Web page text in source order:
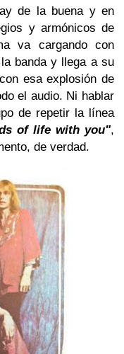
de la buena y en
y armónicos de
va cargando con
banda y llega a su
esa explosión de
el audio. Ni hablar
de repetir la línea
of life with you",
de verdad.